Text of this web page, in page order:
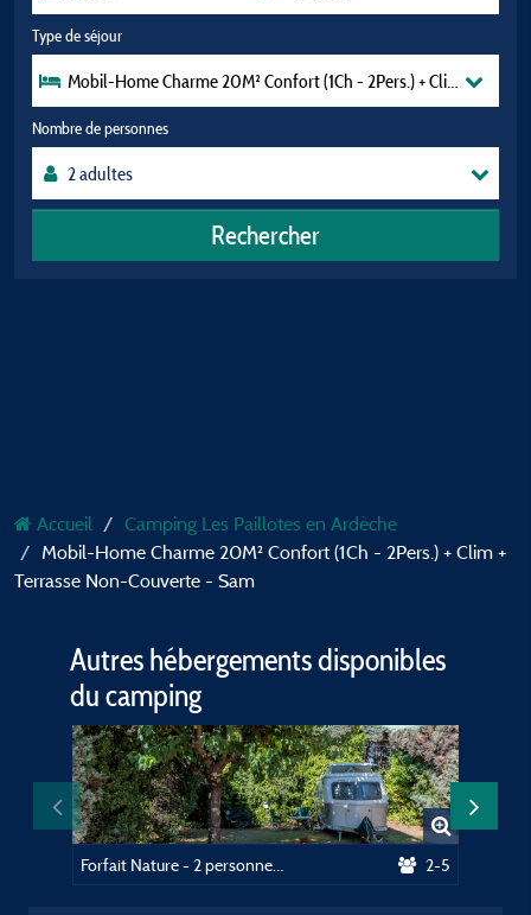
Type de séjour
Mobil-Home Charme 20M² Confort (1Ch - 2Pers.) + Clim +
Nombre de personnes
Rechercher
Accueil
Camping Les Paillotes en Ardèche
Mobil-Home Charme 20M² Confort (1Ch - 2Pers.) + Clim +
Terrasse Non-Couverte - Sam
Autres hébergements disponibles
du camping
2-5